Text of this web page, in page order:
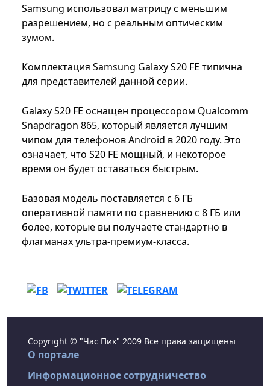
Samsung использовал матрицу с меньшим
разрешением, но с реальным оптическим
зумом.
Комплектация Samsung Galaxy S20 FE типична
для представителей данной серии.
Galaxy S20 FE оснащен процессором Qualcomm
Snapdragon 865, который является лучшим
чипом для телефонов Android в 2020 году. Это
означает, что S20 FE мощный, и некоторое
время он будет оставаться быстрым.
Базовая модель поставляется с 6 ГБ
оперативной памяти по сравнению с 8 ГБ или
более, которые вы получаете стандартно в
флагманах ультра-премиум-класса.
Copyright © "Час Пик" 2009 Все права защищены
О портале
Информационное сотрудничество